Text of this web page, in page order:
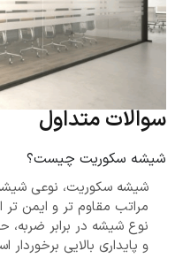
سوالات متداول
شیشه سکوریت چیست؟
شیشه سکوریت، نوعی
مراتب مقاوم تر و ایمن
نوع شیشه در برابر ضربه،
و پایداری بالایی برخوردار